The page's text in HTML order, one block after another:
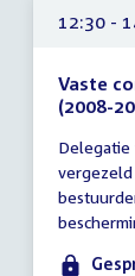
12:30 -
Vaste
(2008-
12:30
-
14:30
uur
Delegatie